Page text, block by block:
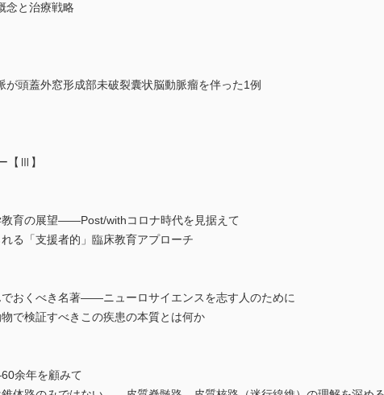
念と治療戦略
頭蓋外窓形成部未破裂囊状脳動脈瘤を伴った1例
【Ⅲ】
教育の展望――Post/withコロナ時代を見据えて
る「支援者的」臨床教育アプローチ
おくべき名著――ニューロサイエンスを志す人のために
で検証すべきこの疾患の本質とは何か
余年を顧みて